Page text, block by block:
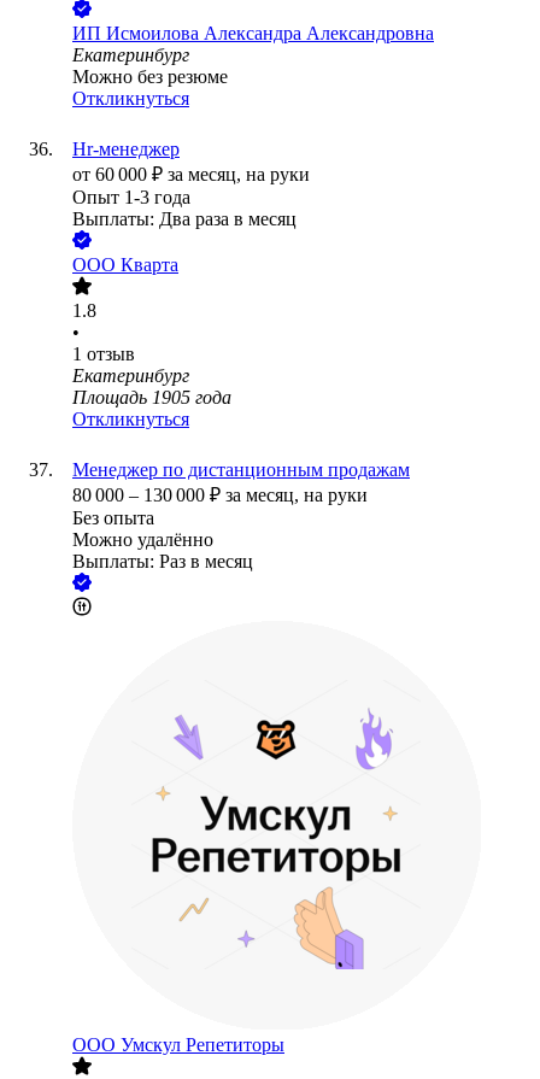
ИП Исмоилова Александра Александровна
Екатеринбург
Можно без резюме
Откликнуться
Hr-менеджер
от 60 000 ₽ за месяц, на руки
Опыт 1-3 года
Выплаты: Два раза в месяц
ООО Кварта
1.8
•
1 отзыв
Екатеринбург
Площадь 1905 года
Откликнуться
Менеджер по дистанционным продажам
80 000 – 130 000 ₽ за месяц, на руки
Без опыта
Можно удалённо
Выплаты: Раз в месяц
ООО Умскул Репетиторы